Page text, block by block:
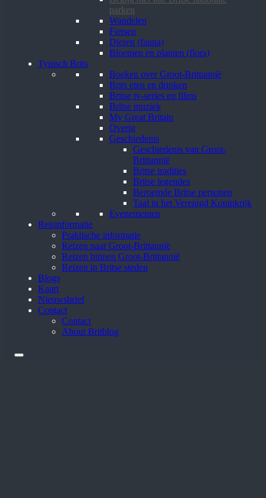
parken
Wandelen
Fietsen
Dieren (fauna)
Bloemen en planten (flora)
Typisch Brits
Boeken over Groot-Brittannië
Brits eten en drinken
Britse tv-series en films
Britse muziek
My Great Britain
Overig
Geschiedenis
Geschiedenis van Groot-
Brittannië
Britse tradities
Britse legendes
Beroemde Britse personen
Taal in het Verenigd Koninkrijk
Evenementen
Reisinformatie
Praktische informatie
Reizen naar Groot-Brittannië
Reizen binnen Groot-Brittannië
Reizen in Britse steden
Blogs
Kaart
Nieuwsbrief
Contact
Contact
About Britblog